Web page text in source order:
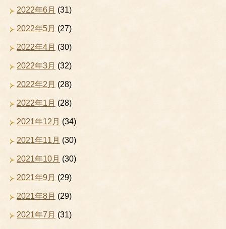
2022年6月 (31)
2022年5月 (27)
2022年4月 (30)
2022年3月 (32)
2022年2月 (28)
2022年1月 (28)
2021年12月 (34)
2021年11月 (30)
2021年10月 (30)
2021年9月 (29)
2021年8月 (29)
2021年7月 (31)